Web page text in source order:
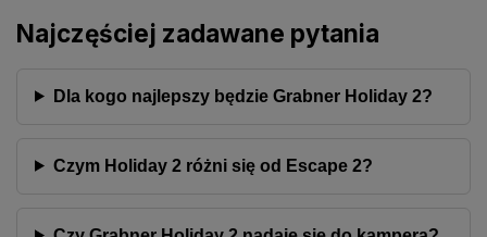
Najczęściej zadawane pytania
Dla kogo najlepszy będzie Grabner Holiday 2?
Czym Holiday 2 różni się od Escape 2?